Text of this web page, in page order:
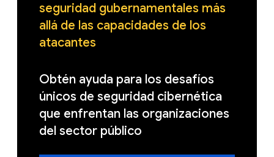
seguridad gubernamentales más
allá de las capacidades de los
atacantes
Obtén ayuda para los desafíos
únicos de seguridad cibernética
que enfrentan las organizaciones
del sector público